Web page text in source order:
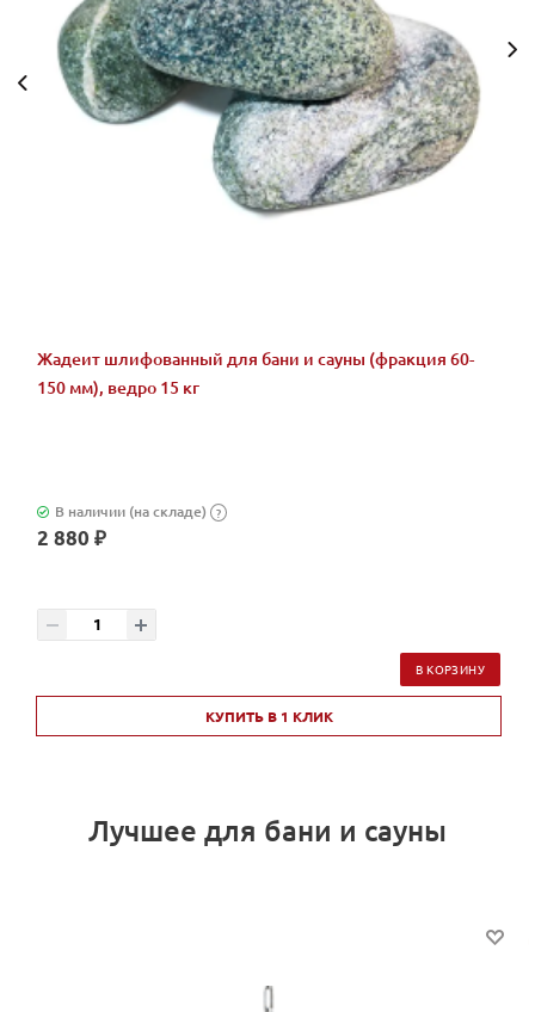
Жадеит шлифованный для бани и сауны (фракция 60-
150 мм), ведро 15 кг
В наличии (на складе) ?
2 880 ₽
В КОРЗИНУ
КУПИТЬ В 1 КЛИК
Лучшее для бани и сауны